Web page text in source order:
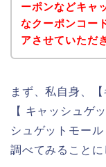
ーポンなどキャ
なクーポンコー
アさせていただ
まず、私自身、
【 キャッシュゲ
シュゲットモー
調べてみることに